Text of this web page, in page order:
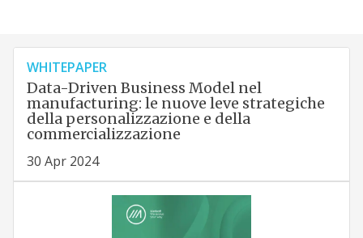
WHITEPAPER
Data-Driven Business Model nel
manufacturing: le nuove leve strategiche
della personalizzazione e della
commercializzazione
30 Apr 2024